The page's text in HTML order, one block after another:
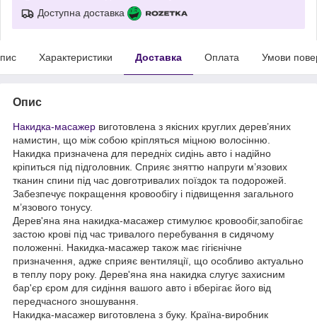
Доступна доставка
Характеристики Доставка Оплата Умови
Опис
Накидка-масажер виготовлена з якісних круглих дерев’яних
намистин, що між собою кріпляться міцною волосінню.
Накидка призначена для передніх сидінь авто і надійно
кріпиться під підголовник. Сприяє зняттю напруги м’язових
тканин спини під час довготривалих поїздок та подорожей.
Забезпечує покращення кровообігу і підвищення загального
м’язового тонусу.
Дерев'яна яна накидка-масажер стимулює кровообіг,запобігає
застою крові під час тривалого перебування в сидячому
положенні. Накидка-масажер також має гігієнічне
призначення, адже сприяє вентиляції, що особливо актуально
в теплу пору року. Дерев'яна яна накидка слугує захисним
бар'єр єром для сидіння вашого авто і вберігає його від
передчасного зношування.
Накидка-масажер виготовлена з буку. Країна-виробник